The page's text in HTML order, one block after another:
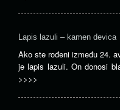
Lapis lazuli – kamen devica
Ako ste rođeni između 24.
je lapis lazuli. On donosi
>>>>